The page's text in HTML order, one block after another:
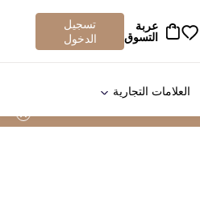
عربة
التسوق
تسجيل
الدخول
العلامات التجارية